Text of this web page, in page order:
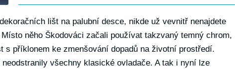
lišt na palubní desce, nikde už vevnitř nenajdete
něho Škodováci začali používat takzvaný temný chrom,
s příklonem ke zmenšování dopadů na životní prostředí.
všechny klasické ovladače. A tak i nyní lze